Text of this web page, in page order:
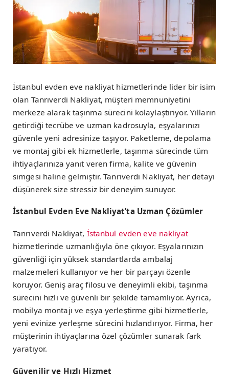
İstanbul evden eve nakliyat hizmetlerinde lider bir isim
olan Tanrıverdi Nakliyat, müşteri memnuniyetini
merkeze alarak taşınma sürecini kolaylaştırıyor. Yılların
getirdiği tecrübe ve uzman kadrosuyla, eşyalarınızı
güvenle yeni adresinize taşıyor. Paketleme, depolama
ve montaj gibi ek hizmetlerle, taşınma sürecinde tüm
ihtiyaçlarınıza yanıt veren firma, kalite ve güvenin
simgesi haline gelmiştir. Tanrıverdi Nakliyat, her detayı
düşünerek size stressiz bir deneyim sunuyor.
İstanbul Evden Eve Nakliyat’ta Uzman Çözümler
Tanrıverdi Nakliyat, İstanbul evden eve nakliyat
hizmetlerinde uzmanlığıyla öne çıkıyor. Eşyalarınızın
güvenliği için yüksek standartlarda ambalaj
malzemeleri kullanıyor ve her bir parçayı özenle
koruyor. Geniş araç filosu ve deneyimli ekibi, taşınma
sürecini hızlı ve güvenli bir şekilde tamamlıyor. Ayrıca,
mobilya montajı ve eşya yerleştirme gibi hizmetlerle,
yeni evinize yerleşme sürecini hızlandırıyor. Firma, her
müşterinin ihtiyaçlarına özel çözümler sunarak fark
yaratıyor.
Güvenilir ve Hızlı Hizmet